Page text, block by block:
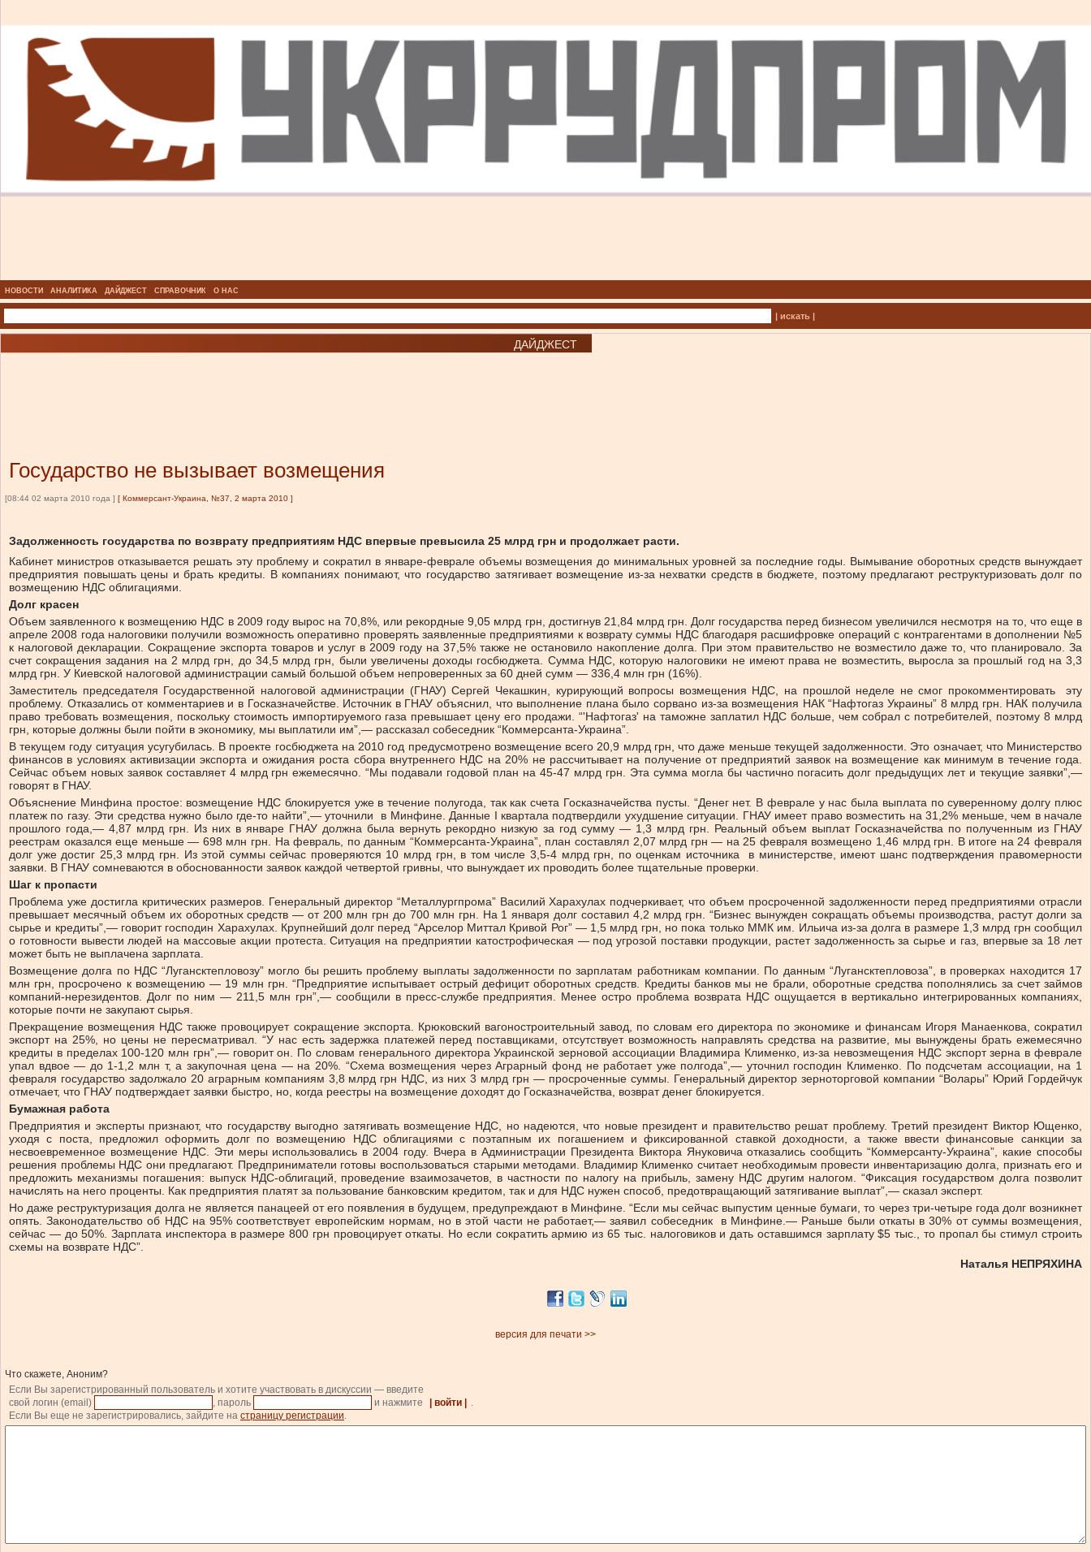
НОВОСТИ АНАЛИТИКА ДАЙДЖЕСТ СПРАВОЧНИК О НАС
| искать |
ДАЙДЖЕСТ
Государство не вызывает возмещения
[08:44 02 марта 2010 года ] [ Коммерсант-Украина, №37, 2 марта 2010 ]
Задолженность государства по возврату предприятиям НДС впервые превысила 25 млрд грн и продолжает расти.
Кабинет министров отказывается решать эту проблему и сократил в январе-феврале объемы возмещения до минимальных уровней за последние годы. Вымывание оборотных средств вынуждает
предприятия повышать цены и брать кредиты. В компаниях понимают, что государство затягивает возмещение из-за нехватки средств в бюджете, поэтому предлагают реструктуризовать долг по
возмещению НДС облигациями.
Долг красен
Объем заявленного к возмещению НДС в 2009 году вырос на 70,8%, или рекордные 9,05 млрд грн, достигнув 21,84 млрд грн. Долг государства перед бизнесом увеличился несмотря на то, что еще в
апреле 2008 года налоговики получили возможность оперативно проверять заявленные предприятиями к возврату суммы НДС благодаря расшифровке операций с контрагентами в дополнении №5
к налоговой декларации. Сокращение экспорта товаров и услуг в 2009 году на 37,5% также не остановило накопление долга. При этом правительство не возместило даже то, что планировало. За
счет сокращения задания на 2 млрд грн, до 34,5 млрд грн, были увеличены доходы госбюджета. Сумма НДС, которую налоговики не имеют права не возместить, выросла за прошлый год на 3,3
млрд грн. У Киевской налоговой администрации самый большой объем непроверенных за 60 дней сумм — 336,4 млн грн (16%).
Заместитель председателя Государственной налоговой администрации (ГНАУ) Сергей Чекашкин, курирующий вопросы возмещения НДС, на прошлой неделе не смог прокомментировать эту
проблему. Отказались от комментариев и в Госказначействе. Источник в ГНАУ объяснил, что выполнение плана было сорвано из-за возмещения НАК “Нафтогаз Украины” 8 млрд грн. НАК получила
право требовать возмещения, поскольку стоимость импортируемого газа превышает цену его продажи. “'Нафтогаз' на таможне заплатил НДС больше, чем собрал с потребителей, поэтому 8 млрд
грн, которые должны были пойти в экономику, мы выплатили им”,— рассказал собеседник “Коммерсанта-Украина”.
В текущем году ситуация усугубилась. В проекте госбюджета на 2010 год предусмотрено возмещение всего 20,9 млрд грн, что даже меньше текущей задолженности. Это означает, что Министерство
финансов в условиях активизации экспорта и ожидания роста сбора внутреннего НДС на 20% не рассчитывает на получение от предприятий заявок на возмещение как минимум в течение года.
Сейчас объем новых заявок составляет 4 млрд грн ежемесячно. “Мы подавали годовой план на 45-47 млрд грн. Эта сумма могла бы частично погасить долг предыдущих лет и текущие заявки”,—
говорят в ГНАУ.
Объяснение Минфина простое: возмещение НДС блокируется уже в течение полугода, так как счета Госказначейства пусты. “Денег нет. В феврале у нас была выплата по суверенному долгу плюс
платеж по газу. Эти средства нужно было где-то найти”,— уточнили в Минфине. Данные I квартала подтвердили ухудшение ситуации. ГНАУ имеет право возместить на 31,2% меньше, чем в начале
прошлого года,— 4,87 млрд грн. Из них в январе ГНАУ должна была вернуть рекордно низкую за год сумму — 1,3 млрд грн. Реальный объем выплат Госказначейства по полученным из ГНАУ
реестрам оказался еще меньше — 698 млн грн. На февраль, по данным “Коммерсанта-Украина”, план составлял 2,07 млрд грн — на 25 февраля возмещено 1,46 млрд грн. В итоге на 24 февраля
долг уже достиг 25,3 млрд грн. Из этой суммы сейчас проверяются 10 млрд грн, в том числе 3,5-4 млрд грн, по оценкам источника в министерстве, имеют шанс подтверждения правомерности
заявки. В ГНАУ сомневаются в обоснованности заявок каждой четвертой гривны, что вынуждает их проводить более тщательные проверки.
Шаг к пропасти
Проблема уже достигла критических размеров. Генеральный директор “Металлургпрома” Василий Харахулах подчеркивает, что объем просроченной задолженности перед предприятиями отрасли
превышает месячный объем их оборотных средств — от 200 млн грн до 700 млн грн. На 1 января долг составил 4,2 млрд грн. “Бизнес вынужден сокращать объемы производства, растут долги за
сырье и кредиты”,— говорит господин Харахулах. Крупнейший долг перед “Арселор Миттал Кривой Рог” — 1,5 млрд грн, но пока только ММК им. Ильича из-за долга в размере 1,3 млрд грн сообщил
о готовности вывести людей на массовые акции протеста. Ситуация на предприятии катострофическая — под угрозой поставки продукции, растет задолженность за сырье и газ, впервые за 18 лет
может быть не выплачена зарплата.
Возмещение долга по НДС “Лугансктепловозу” могло бы решить проблему выплаты задолженности по зарплатам работникам компании. По данным “Лугансктепловоза”, в проверках находится 17
млн грн, просрочено к возмещению — 19 млн грн. “Предприятие испытывает острый дефицит оборотных средств. Кредиты банков мы не брали, оборотные средства пополнялись за счет займов
компаний-нерезидентов. Долг по ним — 211,5 млн грн”,— сообщили в пресс-службе предприятия. Менее остро проблема возврата НДС ощущается в вертикально интегрированных компаниях,
которые почти не закупают сырья.
Прекращение возмещения НДС также провоцирует сокращение экспорта. Крюковский вагоностроительный завод, по словам его директора по экономике и финансам Игоря Манаенкова, сократил
экспорт на 25%, но цены не пересматривал. “У нас есть задержка платежей перед поставщиками, отсутствует возможность направлять средства на развитие, мы вынуждены брать ежемесячно
кредиты в пределах 100-120 млн грн”,— говорит он. По словам генерального директора Украинской зерновой ассоциации Владимира Клименко, из-за невозмещения НДС экспорт зерна в феврале
упал вдвое — до 1-1,2 млн т, а закупочная цена — на 20%. “Схема возмещения через Аграрный фонд не работает уже полгода”,— уточнил господин Клименко. По подсчетам ассоциации, на 1
февраля государство задолжало 20 аграрным компаниям 3,8 млрд грн НДС, из них 3 млрд грн — просроченные суммы. Генеральный директор зерноторговой компании “Волары” Юрий Гордейчук
отмечает, что ГНАУ подтверждает заявки быстро, но, когда реестры на возмещение доходят до Госказначейства, возврат денег блокируется.
Бумажная работа
Предприятия и эксперты признают, что государству выгодно затягивать возмещение НДС, но надеются, что новые президент и правительство решат проблему. Третий президент Виктор Ющенко,
уходя с поста, предложил оформить долг по возмещению НДС облигациями с поэтапным их погашением и фиксированной ставкой доходности, а также ввести финансовые санкции за
несвоевременное возмещение НДС. Эти меры использовались в 2004 году. Вчера в Администрации Президента Виктора Януковича отказались сообщить “Коммерсанту-Украина”, какие способы
решения проблемы НДС они предлагают. Предприниматели готовы воспользоваться старыми методами. Владимир Клименко считает необходимым провести инвентаризацию долга, признать его и
предложить механизмы погашения: выпуск НДС-облигаций, проведение взаимозачетов, в частности по налогу на прибыль, замену НДС другим налогом. “Фиксация государством долга позволит
начислять на него проценты. Как предприятия платят за пользование банковским кредитом, так и для НДС нужен способ, предотвращающий затягивание выплат”,— сказал эксперт.
Но даже реструктуризация долга не является панацеей от его появления в будущем, предупреждают в Минфине. “Если мы сейчас выпустим ценные бумаги, то через три-четыре года долг возникнет
опять. Законодательство об НДС на 95% соответствует европейским нормам, но в этой части не работает,— заявил собеседник в Минфине.— Раньше были откаты в 30% от суммы возмещения,
сейчас — до 50%. Зарплата инспектора в размере 800 грн провоцирует откаты. Но если сократить армию из 65 тыс. налоговиков и дать оставшимся зарплату $5 тыс., то пропал бы стимул строить
схемы на возврате НДС”.
Наталья НЕПРЯХИНА
версия для печати >>
Что скажете, Аноним?
Если Вы зарегистрированный пользователь и хотите участвовать в дискуссии — введите
свой логин (email)
, пароль и нажмите | войти |
.
Если Вы еще не зарегистрировались, зайдите на страницу регистрации.